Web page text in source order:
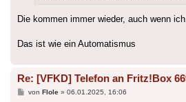
Die kommen immer wieder, auch wenn
Das ist wie ein Automatismus
Re: [VFKD] Telefon an Fritz!Box
Beitrag
von Flole» 06.01.2025, 16:06